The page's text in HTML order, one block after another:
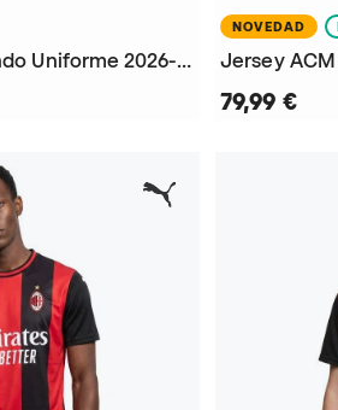
Jersey ACM Segundo Uniforme 2026-2027
NOVEDAD
79,99 €